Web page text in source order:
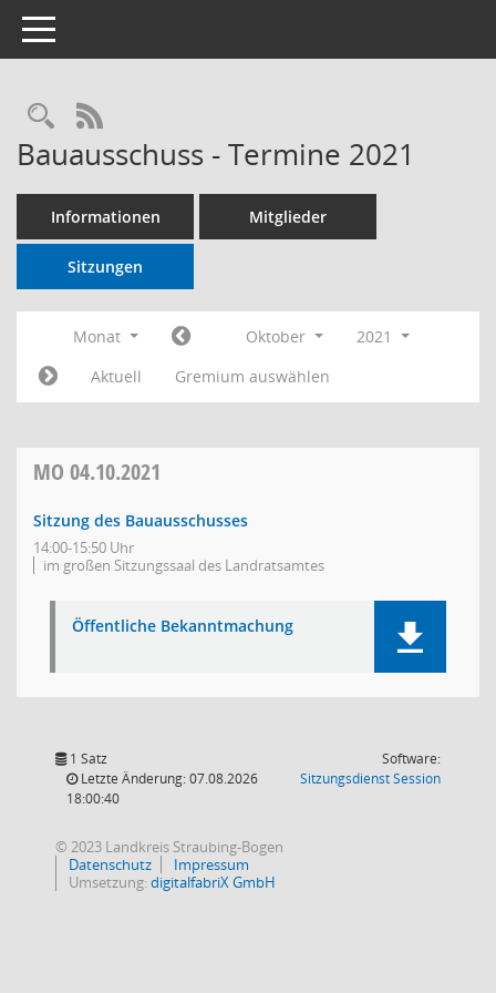
Toggle navigation
RSS-Feed
Bauausschuss - Termine 2021
Informationen Mitglieder
Sitzungen
Monat Oktober
2021
Aktuell
Gremium auswählen
MO 04.10.2021
Sitzung des Bauausschusses
14:00-15:50 Uhr
im großen Sitzungssaal des Landratsamtes
Öffentliche Bekanntmachung
1 Satz
Letzte Änderung: 07.08.2026
18:00:40
Software:
SitzungsdienstSession(Wird in
© 2023 Landkreis Straubing-Bogen
Datenschutz
Impressum
Umsetzung:digitalfabriX GmbH